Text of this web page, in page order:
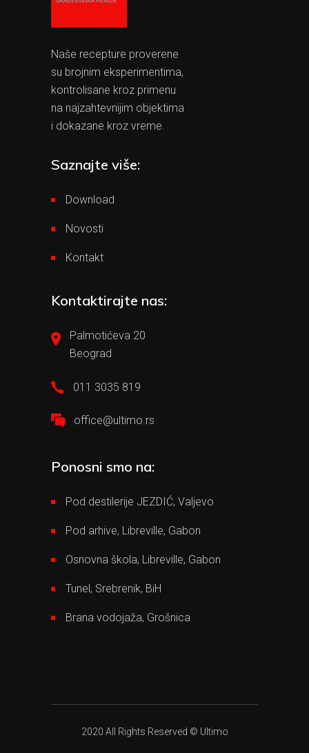
Naše recepture proverene
su brojnim eksperimentima,
kontrolisane kroz primenu
na najzahtevnijim objektima
i dokazane kroz vreme.
Saznajte više:
Download
Novosti
Kontakt
Kontaktirajte nas:
Palmotićeva 20
Beograd
011 3035 819
office@ultimo.rs
Ponosni smo na:
Pod destilerije JEZDIĆ, Valjevo
Pod arhive, Libreville, Gabon
Osnovna škola, Libreville, Gabon
Tunel, Srebrenik, BiH
Brana vodojaža, Grošnica
2020 All Rights Reserved © Ultimo